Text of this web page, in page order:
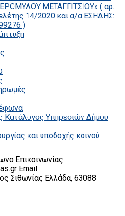
ΜΕΤΑΓΓΙΤΣΙΟΥ» ( αρ.
14/2020 και α/α ΕΣΗΔΗΣ:
)
Κατάλογος Υπηρεσιών Δήμου
και υποδοχής κοινού
Επικοινωνίας
Email
Σιθωνίας Ελλάδα, 63088